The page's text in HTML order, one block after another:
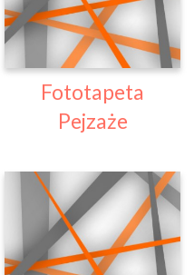
Fototapeta
Pejzaże